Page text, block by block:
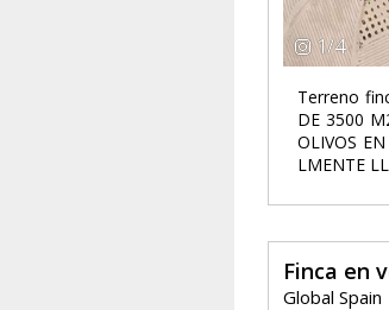
1/4
Terreno
DE 3500
OLIVOS
LMENTE
Finca en
Global Spain